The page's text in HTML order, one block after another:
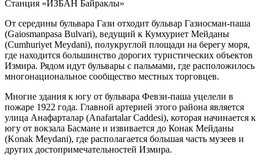
Станция «ИЗБАН Байраклы»
От середины бульвара Гази отходит бульвар Газиосман-паша
(Gaiosmanpasa Bulvari), ведущий к Кумхуриет Мейданы
(Cumhuriyet Meydani), полукруглой площади на берегу моря,
где находится большинство дорогих туристических объектов
Измира. Рядом идут бульвары с пальмами, где расположилось
многонациональное сообщество местных торговцев.
Многие здания к югу от бульвара Февзи-паша уцелели в
пожаре 1922 года. Главной артерией этого района является
улица Анафарталар (Anafartalar Caddesi), которая начинается к
югу от вокзала Басмане и извивается до Конак Мейданы
(Konak Meydani), где располагается большая часть музеев и
других достопримечательностей Измира.